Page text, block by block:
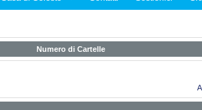
Numero di Cartelle